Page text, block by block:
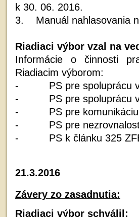
k 30. 06. 2016.
3. Manuál nahlasovania
Riadiaci výbor vzal na
Informácie o činnosti
Riadiacim výborom:
- PS pre spoluprácu v
- PS pre spoluprácu v
- PS pre
- PS pre
- PS k článku 325
21.3.2016
Závery zo zasadnutia:
Riadiaci výbor schválil: